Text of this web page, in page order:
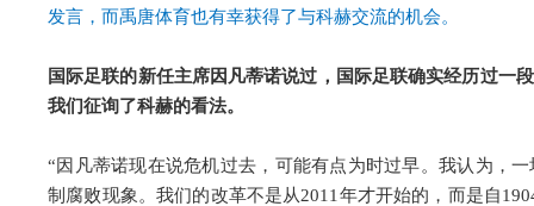
发言，而禹唐体育也有幸获得了与科赫交流的机会。
国际足联的新任主席因凡蒂诺说过，国际足联确实经历过一
我们征询了科赫的看法。
“因凡蒂诺现在说危机过去，可能有点为时过早。我认为，
制腐败现象。我们的改革不是从2011年才开始的，而是自